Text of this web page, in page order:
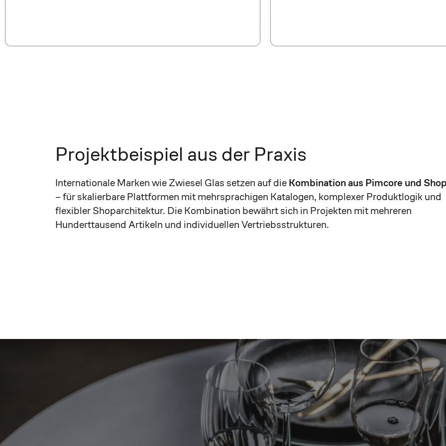
Projektbeispiel aus der Praxis
Internationale Marken wie Zwiesel Glas setzen auf die Kombination aus Pimcore und
– für skalierbare Plattformen mit mehrsprachigen Katalogen, komplexer Produktlogik und
flexibler Shoparchitektur. Die Kombination bewährt sich in Projekten mit mehreren
Hunderttausend Artikeln und individuellen Vertriebsstrukturen.